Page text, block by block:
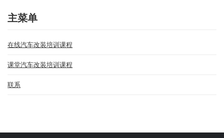
主菜单
在线汽车改装培训课程
课堂汽车改装培训课程
联系